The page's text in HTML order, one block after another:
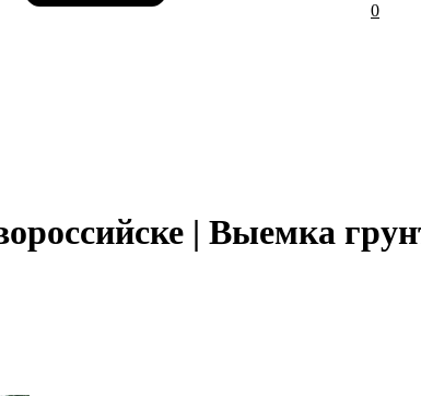
0
| Выемка